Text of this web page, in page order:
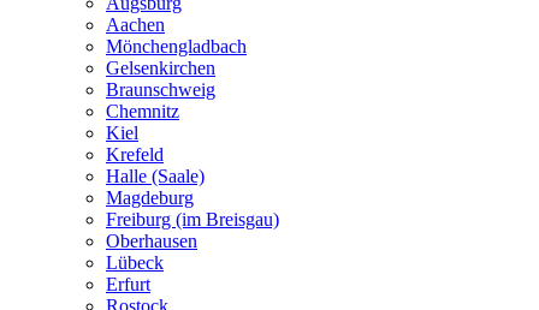
Aachen
Mönchengladbach
Gelsenkirchen
Braunschweig
Chemnitz
Kiel
Krefeld
Halle (Saale)
Magdeburg
Freiburg (im Breisgau)
Oberhausen
Lübeck
Erfurt
Rostock